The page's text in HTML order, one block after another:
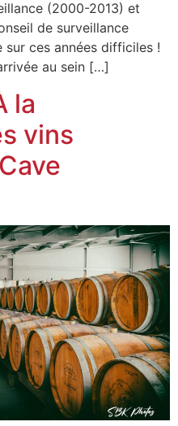
(2000-2013) et
de surveillance
ces années difficiles !
au sein […]
la
vins